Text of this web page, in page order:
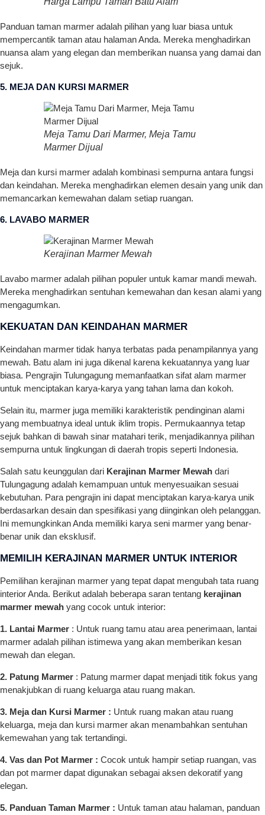
Panduan taman marmer adalah pilihan yang luar biasa untuk
mempercantik taman atau halaman Anda. Mereka menghadirkan
nuansa alam yang elegan dan memberikan nuansa yang damai dan
sejuk.
5. MEJA DAN KURSI MARMER
Meja Tamu Dari Marmer, Meja Tamu
Marmer Dijual
Meja dan kursi marmer adalah kombinasi sempurna antara fungsi
dan keindahan. Mereka menghadirkan elemen desain yang unik dan
memancarkan kemewahan dalam setiap ruangan.
6. LAVABO MARMER
Kerajinan Marmer Mewah
Lavabo marmer adalah pilihan populer untuk kamar mandi mewah.
Mereka menghadirkan sentuhan kemewahan dan kesan alami yang
mengagumkan.
KEKUATAN DAN KEINDAHAN MARMER
Keindahan marmer tidak hanya terbatas pada penampilannya yang
mewah. Batu alam ini juga dikenal karena kekuatannya yang luar
biasa. Pengrajin Tulungagung memanfaatkan sifat alam marmer
untuk menciptakan karya-karya yang tahan lama dan kokoh.
Selain itu, marmer juga memiliki karakteristik pendinginan alami
yang membuatnya ideal untuk iklim tropis. Permukaannya tetap
sejuk bahkan di bawah sinar matahari terik, menjadikannya pilihan
sempurna untuk lingkungan di daerah tropis seperti Indonesia.
Salah satu keunggulan dari Kerajinan Marmer Mewah dari
Tulungagung adalah kemampuan untuk menyesuaikan sesuai
kebutuhan. Para pengrajin ini dapat menciptakan karya-karya unik
berdasarkan desain dan spesifikasi yang diinginkan oleh pelanggan.
Ini memungkinkan Anda memiliki karya seni marmer yang benar-
benar unik dan eksklusif.
MEMILIH KERAJINAN MARMER UNTUK INTERIOR
Pemilihan kerajinan marmer yang tepat dapat mengubah tata ruang
interior Anda. Berikut adalah beberapa saran tentang kerajinan
marmer mewah yang cocok untuk interior:
1. Lantai Marmer : Untuk ruang tamu atau area penerimaan, lantai
marmer adalah pilihan istimewa yang akan memberikan kesan
mewah dan elegan.
2. Patung Marmer : Patung marmer dapat menjadi titik fokus yang
menakjubkan di ruang keluarga atau ruang makan.
3. Meja dan Kursi Marmer : Untuk ruang makan atau ruang
keluarga, meja dan kursi marmer akan menambahkan sentuhan
kemewahan yang tak tertandingi.
4. Vas dan Pot Marmer : Cocok untuk hampir setiap ruangan, vas
dan pot marmer dapat digunakan sebagai aksen dekoratif yang
elegan.
5. Panduan Taman Marmer : Untuk taman atau halaman, panduan